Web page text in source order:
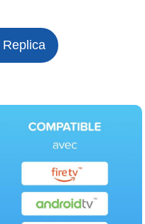
Replica